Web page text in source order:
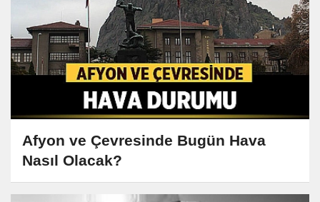
Afyon ve Çevresinde Bugün Hava
Nasıl Olacak?